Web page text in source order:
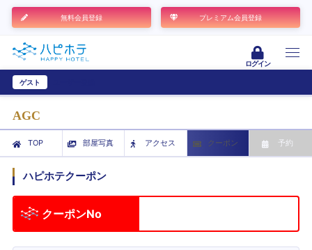
無料会員登録 プレミアム会員登録
ログイン
ゲスト
AGC
TOP 部屋写真 アクセス クーポン 予約
ハピホテクーポン
クーポンNo